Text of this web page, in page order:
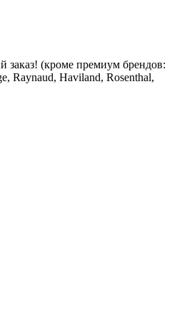
заказ! (кроме премиум брендов:
Raynaud, Haviland, Rosenthal,